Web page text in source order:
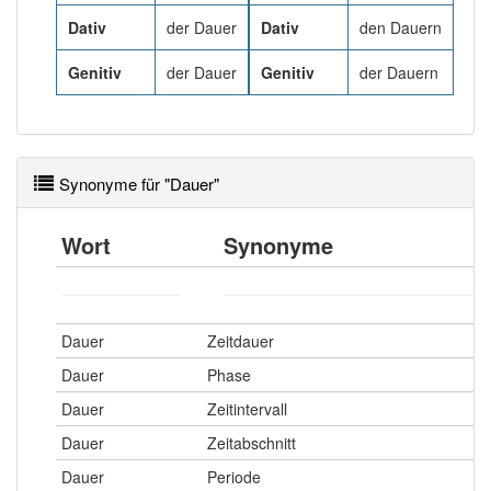
korrekt erraten.
Dativ der Dauer
Genitiv der Dauer
Dativ den Dauern
Genitiv der Dauern
Synonyme für "Dauer"
Wort Synonyme
Dauer
Zeitdauer
Dauer
Phase
Dauer
Zeitintervall
Dauer
Zeitabschnitt
Dauer
Periode